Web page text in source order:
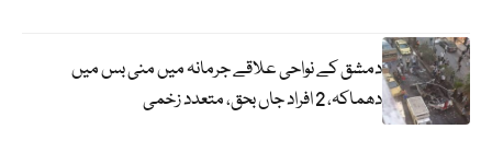
دمشق کے نواحی علاقے جرمانہ میں منی بس میں
دھماکہ، 2 افراد جاں بحق، متعدد زخمی